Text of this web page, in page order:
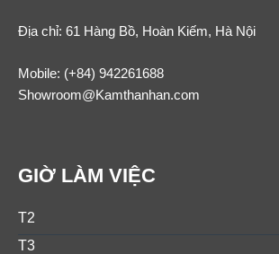
Địa chỉ: 61 Hàng Bồ, Hoàn Kiếm, Hà Nội
Mobile: (+84) 942261688
Showroom@Kamthanhan.com
GIỜ LÀM VIỆC
T2
T3